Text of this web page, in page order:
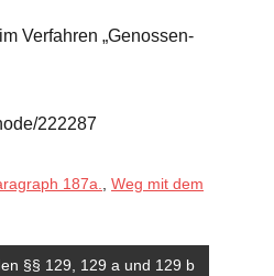
Verfahren „Genossen-
222287
187a.
Weg mit dem
§§ 129, 129 a und 129 b